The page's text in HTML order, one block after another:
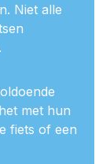
Niet alle
met hun
fiets of een